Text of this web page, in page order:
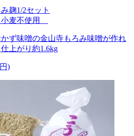
麹1/2セット
小麦不使用
ず味噌の金山寺もろみ味噌が作れ
上がり約1.6kg
)